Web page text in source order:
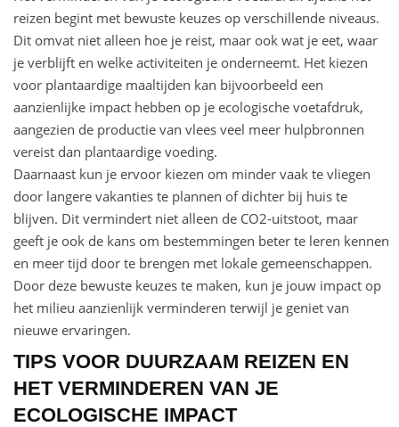
reizen begint met bewuste keuzes op verschillende niveaus.
Dit omvat niet alleen hoe je reist, maar ook wat je eet, waar
je verblijft en welke activiteiten je onderneemt. Het kiezen
voor plantaardige maaltijden kan bijvoorbeeld een
aanzienlijke impact hebben op je ecologische voetafdruk,
aangezien de productie van vlees veel meer hulpbronnen
vereist dan plantaardige voeding.
Daarnaast kun je ervoor kiezen om minder vaak te vliegen
door langere vakanties te plannen of dichter bij huis te
blijven. Dit vermindert niet alleen de CO2-uitstoot, maar
geeft je ook de kans om bestemmingen beter te leren kennen
en meer tijd door te brengen met lokale gemeenschappen.
Door deze bewuste keuzes te maken, kun je jouw impact op
het milieu aanzienlijk verminderen terwijl je geniet van
nieuwe ervaringen.
TIPS VOOR DUURZAAM REIZEN EN
HET VERMINDEREN VAN JE
ECOLOGISCHE IMPACT